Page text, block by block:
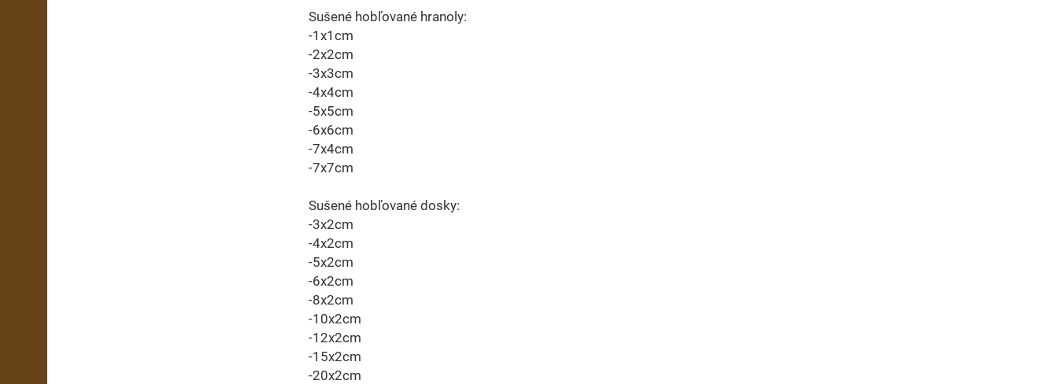
Sušené hobľované hranoly:
-1x1cm
-2x2cm
-3x3cm
-4x4cm
-5x5cm
-6x6cm
-7x4cm
-7x7cm
Sušené hobľované dosky:
-3x2cm
-4x2cm
-5x2cm
-6x2cm
-8x2cm
-10x2cm
-12x2cm
-15x2cm
-20x2cm